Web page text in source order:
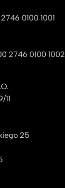
0100 1001
2746 0100 1002
11
25